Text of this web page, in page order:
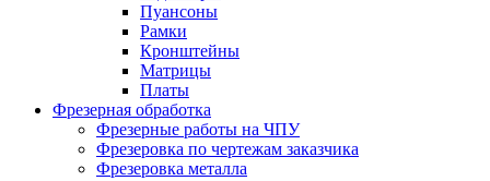
Пуансоны
Рамки
Кронштейны
Матрицы
Платы
Фрезерная обработка
Фрезерные работы на ЧПУ
Фрезеровка по чертежам заказчика
Фрезеровка металла